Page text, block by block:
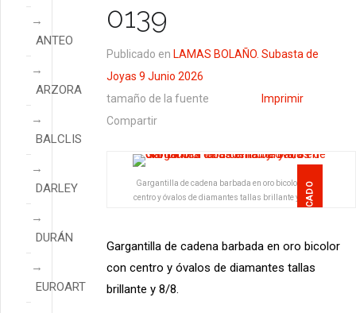
0139
Publicado en LAMAS BOLAÑO. Subasta de
Joyas 9 Junio 2026
tamaño de la fuente
Imprimir
Compartir
DESTACADO
Gargantilla de cadena barbada en oro bicolor con
centro y óvalos de diamantes tallas brillante y 8/8.
Gargantilla de cadena barbada en oro bicolor
con centro y óvalos de diamantes tallas
brillante y 8/8.
ANTEO
ARZORA
BALCLIS
DARLEY
DURÁN
EUROART